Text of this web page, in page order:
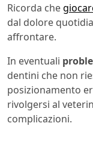
Ricorda che
dal dolore
affrontare.
In eventuali
dentini che non
posizionamento
rivolgersi al
complicazioni.